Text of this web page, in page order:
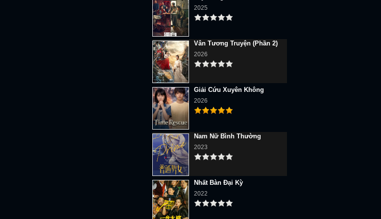
2025
Vân Tương Truyện (Phần 2)
2026
Giải Cứu Xuyên Không
2026
Nam Nữ Bình Thường
2023
Nhất Bàn Đại Kỳ
2022